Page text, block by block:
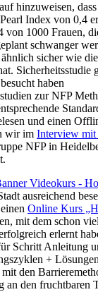
hinzuweisen,
Index von 0,4
von 1000 Frauen,
schwanger
sicher wie
Sicherheitsstudie
haben
zur NFP
und einen
wir im Interview mit
NFP in
ausreichend
Online Kurs
mit dem schon
erlernt
Schritt Anleitung
+
den
an den fruchtbaren